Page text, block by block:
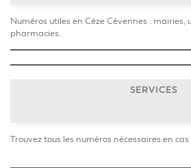
Numéros utiles en Cèze Cévennes : mairies,
pharmacies.
SERVICES
Trouvez tous les numéros nécessaires en cas